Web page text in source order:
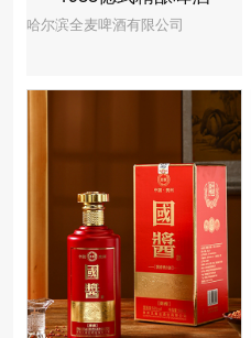
哈尔滨全麦啤酒有限公司